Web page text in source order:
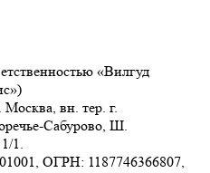
«Вилгуд
вн. тер. г.
Сабурово, Ш.
1.
ОГРН: 1187746366807,